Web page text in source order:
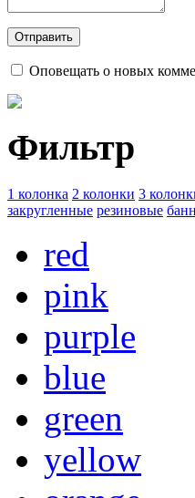
Оповещать о новых
Фильтр
1 колонка 2 колонки 3
закругленные резиновые
red
pink
purple
blue
green
yellow